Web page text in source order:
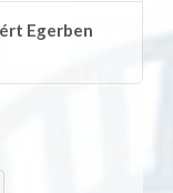
Egerben